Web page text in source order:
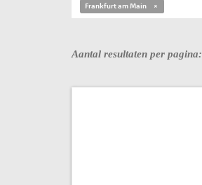
Frankfurt am Main
Aantal resultaten per pagina: